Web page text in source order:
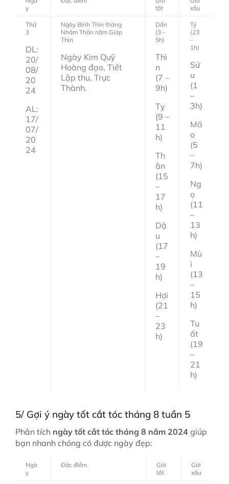
y
tốt
xấu
Thứ
3
DL:
20/
08/
20
24
AL:
17/
07/
20
24
Ngày Bính Thìn tháng
Nhâm Thân năm Giáp
Thìn
Ngày Kim Quỹ
Hoàng đạo, Tiết
Lập thu, Trực
Thành.
Dần
(3 –
5h)
Thì
n
(7 –
9h)
Tỵ
(9 –
11
h)
Th
ân
(15
–
17
h)
Dậ
u
(17
–
19
h)
Hợi
(21
–
23
h)
Tý
(23
–
1h)
Sử
u
(1
–
3h)
Mã
o
(5
–
7h)
Ng
ọ
(11
–
13
h)
Mù
i
(13
–
15
h)
Tu
ất
(19
–
21
h)
5/ Gợi ý ngày tốt cắt tóc tháng 8 tuần 5
Phân tích ngày tốt cắt tóc tháng 8 năm 2024 giúp
bạn nhanh chóng có được ngày đẹp:
Ngà
y
Đặc điểm
Giờ
tốt
Giờ
xấu